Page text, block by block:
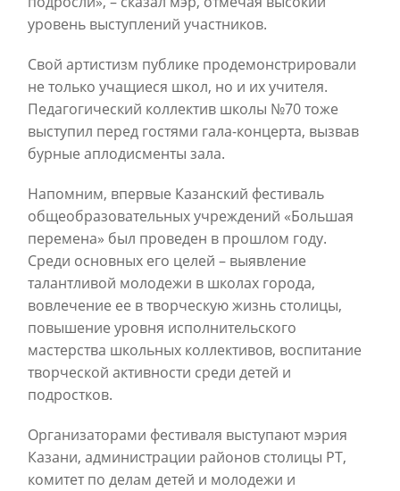
уровень выступлений участников.
Свой артистизм публике продемонстрировали
не только учащиеся школ, но и их учителя.
Педагогический коллектив школы №70 тоже
выступил перед гостями гала-концерта, вызвав
бурные аплодисменты зала.
Напомним, впервые Казанский фестиваль
общеобразовательных учреждений «Большая
перемена» был проведен в прошлом году.
Среди основных его целей – выявление
талантливой молодежи в школах города,
вовлечение ее в творческую жизнь столицы,
повышение уровня исполнительского
мастерства школьных коллективов, воспитание
творческой активности среди детей и
подростков.
Организаторами фестиваля выступают мэрия
Казани, администрации районов столицы РТ,
комитет по делам детей и молодежи и